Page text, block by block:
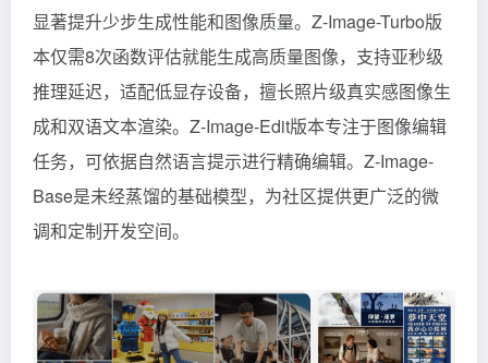
显著提升少步生成性能和图像质量。Z-Image-Turbo版
本仅需8次函数评估就能生成高质量图像，支持亚秒级
推理延迟，适配低显存设备，擅长照片级真实感图像生
成和双语文本渲染。Z-Image-Edit版本专注于图像编辑
任务，可依据自然语言提示进行精确编辑。Z-Image-
Base是未经蒸馏的基础模型，为社区提供更广泛的微
调和定制开发空间。